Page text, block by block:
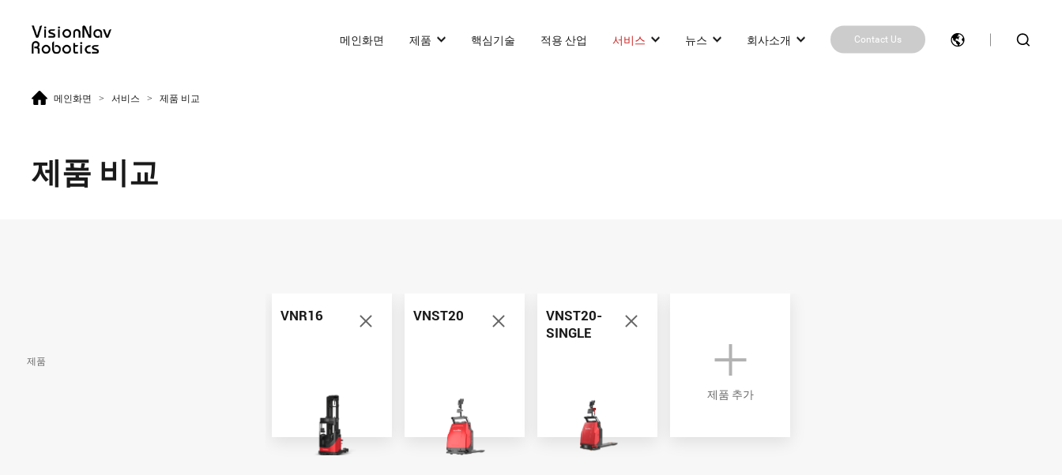
메인화면 제품 핵심기술 적용 산업 서비스 뉴스 회사소개 Contact Us
VNST20
메인화면 > 서비스 > 제품 비교
제품 비교
제품
VNR16 VNST20
VNST20-
SINGLE
제품 추가